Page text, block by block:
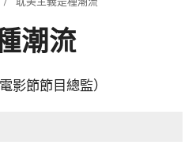
潮流
影節節目總監）